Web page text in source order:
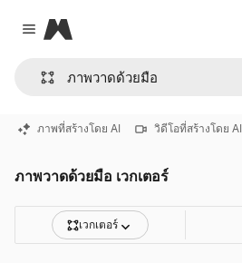
Close menu
Magnific
ภาพที่สร้างโดย AI วิดีโอที่สร้างโดย AI
ภาพวาดด้วยมือ เวกเตอร์
เวกเตอร์